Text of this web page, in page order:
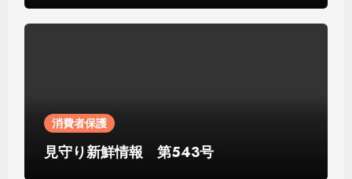
消費者保護
見守り新鮮情報 第543号